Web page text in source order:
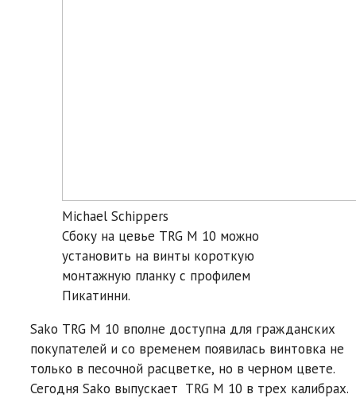
Michael Schippers
Сбоку на цевье TRG M 10 можно
установить на винты короткую
монтажную планку с профилем
Пикатинни.
Sako TRG M 10 вполне доступна для гражданских
покупателей и со временем появилась винтовка не
только в песочной расцветке, но в черном цвете.
Сегодня Sako выпускает TRG M 10 в трех калибрах.